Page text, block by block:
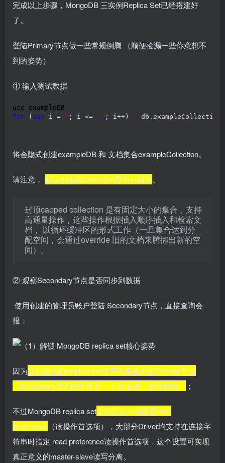
完成以上步骤，MongoDB 三实例Replica Set已经搭建好
了。
登陆Primary节点做一些常规倒腾 （顺便捡漏一些你意想不
到的姿势）
① 输入测试数据
for ( var i = 0 ; i <= 10 ; i++)
将会隐式创建exampleDB 和 文档集合exampleCollection。
请注意， 默认创建的Collection是不封顶的。
封顶capped collection 是有固定大小的集合，支持
高通量操作，这些操作根据插入顺序插入和检索文
档， 以循环缓冲区的形式工作（一旦集合达到分
配空间，会通过override 旧的文档来腾挪出新的空
间）。
② 观察Secondary节点是否同步到数据
使用创建的管理员账户登陆 Secondary节点，直接查询会
报：
因为默认建立的Replica set读写均发生均在Primary节点
（Secondary节点的作用是： 冗余备份、故障转移）
；
不过MongoDB replica set支持在客户端设置read
preference （读操作首选项），大部分Driver均支持在连接字
符串时指定 read preference读操作首选项，这个设置可实现
真正意义的master-slave读写分离。